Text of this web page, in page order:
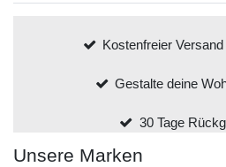
Kostenfreier
Gestalte deine
30 Tage
Unsere Marken